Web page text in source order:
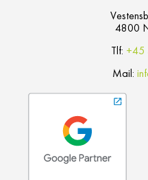
4800
Tlf: +45
Mail: